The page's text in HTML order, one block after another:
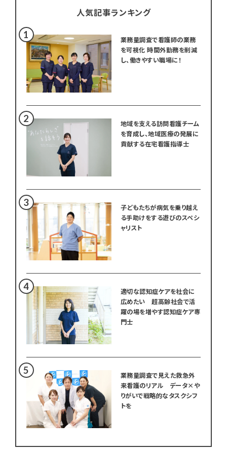
人気記事ランキング
業務量調査で看護師の業務
を可視化 時間外勤務を削減
し、働きやすい職場に！
地域を支える訪問看護チーム
を育成し、地域医療の発展に
貢献する在宅看護指導士
子どもたちが病気を乗り越え
る手助けをする遊びのスペシ
ャリスト
適切な認知症ケアを社会に
広めたい 超高齢社会で活
躍の場を増やす認知症ケア専
門士
業務量調査で見えた救急外
来看護のリアル データ×や
りがいで戦略的なタスクシフ
トを